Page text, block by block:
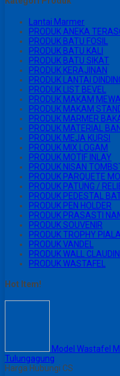
Lantai Marmer
PRODUK ANEKA
PRODUK BATU FOSIL
PRODUK BATU KALI
PRODUK BATU SIKAT
PRODUK KERAJINAN
PRODUK LANTAI
PRODUK LIST BEVEL
PRODUK MAKAM
PRODUK MAKAM
PRODUK MARMER
PRODUK MATERIAL
PRODUK MEJA KURSI
PRODUK MIX LOGAM
PRODUK MOTIF INLAY
PRODUK NISAN
PRODUK PARQUETE
PRODUK PATUNG /
PRODUK PEDESTAL
PRODUK PEN HOLDER
PRODUK PRASASTI
PRODUK SOUVENIR
PRODUK TROPHY PIALA
PRODUK VANDEL
PRODUK WALL
PRODUK WASTAFEL
Hot Item!
Model Wastafel
Tulungagung
Harga Hubungi CS